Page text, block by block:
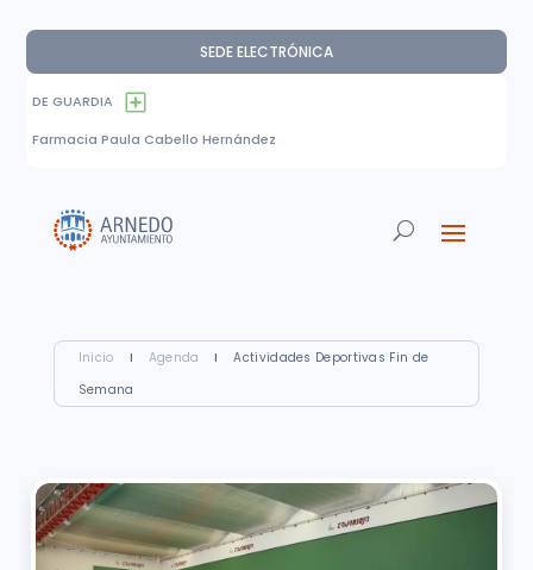
SEDE ELECTRÓNICA
DE GUARDIA
Farmacia Paula Cabello Hernández
Inicio I Agenda I
Actividades Deportivas Fin de
Semana